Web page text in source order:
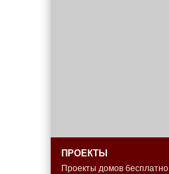
ПРОЕКТЫ
Проекты домов бесплатно